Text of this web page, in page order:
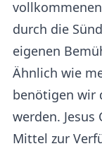
durch die
eigenen
Ähnlich wie
benötigen wir
werden.
Mittel zur